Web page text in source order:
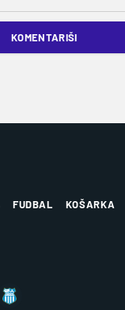
KOMENTARIŠI
FUDBAL KOŠARKA